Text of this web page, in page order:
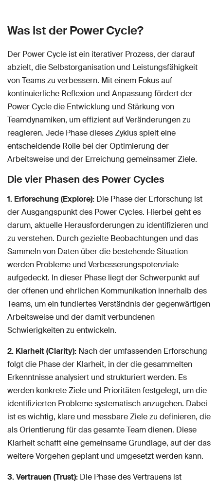
Was ist der Power Cycle?
Der Power Cycle ist ein iterativer Prozess, der darauf
abzielt, die Selbstorganisation und Leistungsfähigkeit
von Teams zu verbessern. Mit einem Fokus auf
kontinuierliche Reflexion und Anpassung fördert der
Power Cycle die Entwicklung und Stärkung von
Teamdynamiken, um effizient auf Veränderungen zu
reagieren. Jede Phase dieses Zyklus spielt eine
entscheidende Rolle bei der Optimierung der
Arbeitsweise und der Erreichung gemeinsamer Ziele.
Die vier Phasen des Power Cycles
1. Erforschung (Explore): Die Phase der Erforschung ist
der Ausgangspunkt des Power Cycles. Hierbei geht es
darum, aktuelle Herausforderungen zu identifizieren und
zu verstehen. Durch gezielte Beobachtungen und das
Sammeln von Daten über die bestehende Situation
werden Probleme und Verbesserungspotenziale
aufgedeckt. In dieser Phase liegt der Schwerpunkt auf
der offenen und ehrlichen Kommunikation innerhalb des
Teams, um ein fundiertes Verständnis der gegenwärtigen
Arbeitsweise und der damit verbundenen
Schwierigkeiten zu entwickeln.
2. Klarheit (Clarity): Nach der umfassenden Erforschung
folgt die Phase der Klarheit, in der die gesammelten
Erkenntnisse analysiert und strukturiert werden. Es
werden konkrete Ziele und Prioritäten festgelegt, um die
identifizierten Probleme systematisch anzugehen. Dabei
ist es wichtig, klare und messbare Ziele zu definieren, die
als Orientierung für das gesamte Team dienen. Diese
Klarheit schafft eine gemeinsame Grundlage, auf der das
weitere Vorgehen geplant und umgesetzt werden kann.
3. Vertrauen (Trust): Die Phase des Vertrauens ist